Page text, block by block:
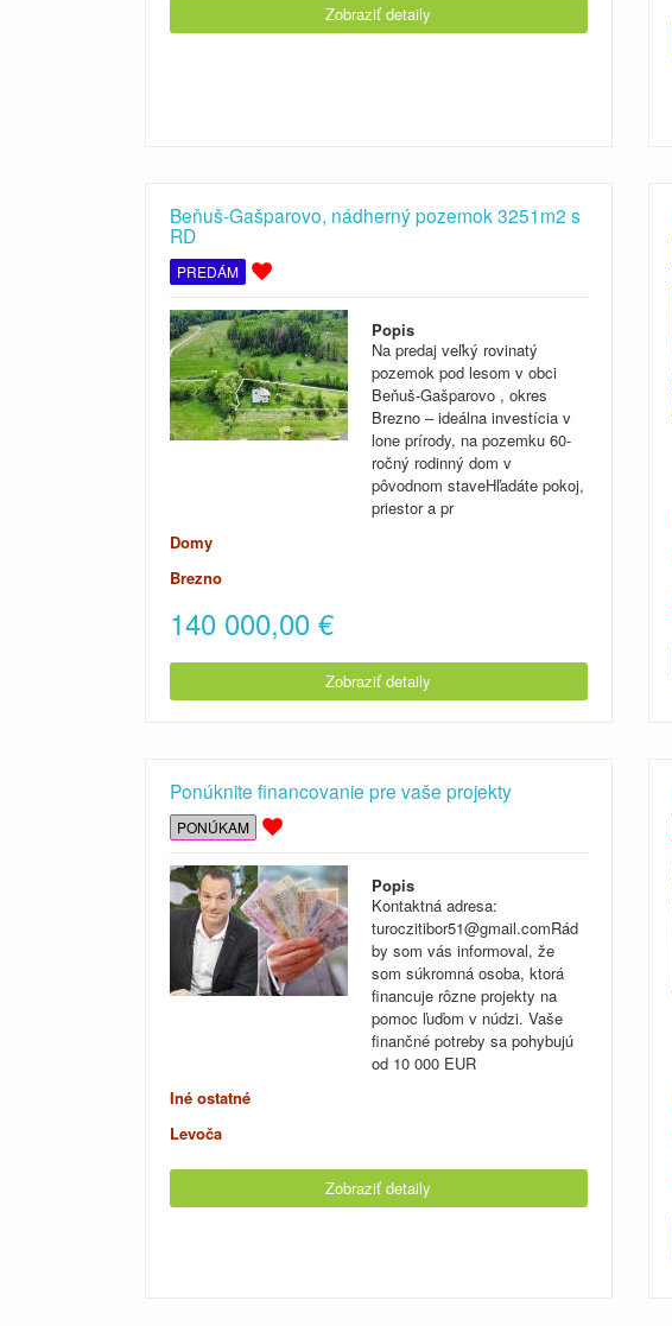
Zobraziť detaily
Beňuš-Gašparovo, nádherný pozemok 3251m2 s
RD
PREDÁM
Popis
Na predaj veľký rovinatý
pozemok pod lesom v obci
Beňuš-Gašparovo , okres
Brezno – ideálna investícia v
lone prírody, na pozemku 60-
ročný rodinný dom v
pôvodnom staveHľadáte pokoj,
priestor a pr
Domy
Brezno
140 000,00 €
Zobraziť detaily
Ponúknite financovanie pre vaše projekty
PONÚKAM
Popis
Kontaktná adresa:
turoczitibor51@gmail.comRád
by som vás informoval, že
som súkromná osoba, ktorá
financuje rôzne projekty na
pomoc ľuďom v núdzi. Vaše
finančné potreby sa pohybujú
od 10 000 EUR
Iné ostatné
Levoča
Zobraziť detaily